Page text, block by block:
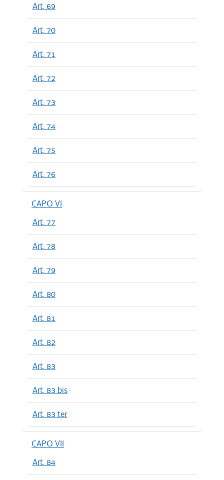
Art. 69
Art. 70
Art. 71
Art. 72
Art. 73
Art. 74
Art. 75
Art. 76
CAPO VI
Art. 77
Art. 78
Art. 79
Art. 80
Art. 81
Art. 82
Art. 83
Art. 83 bis
Art. 83 ter
CAPO VII
Art. 84